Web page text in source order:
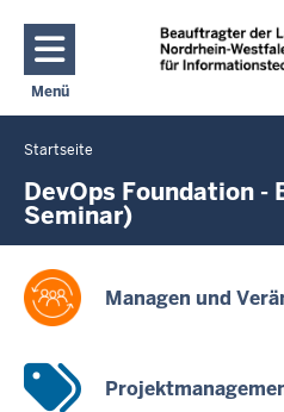
Direkt
Menü
Navigation aktivieren/deaktivieren:
Sie
befinden
sich
hier
Startseite
DevOps Foundation -
Seminar)
Managen und